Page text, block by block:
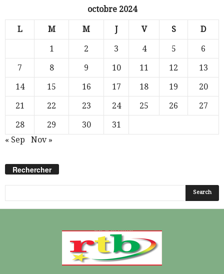
octobre 2024
L M M J V S D
1 2 3 4 5
6
7
8 9 10 11 12
13
14
15 16 17 18 19
20
21
22 23 24 25 26
27
28
29 30
31
« Sep
Nov »
Rechercher